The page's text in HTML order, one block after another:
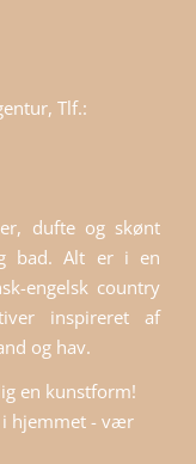
Tlf.:
dufte og skønt
bad. Alt er i en
engelsk country
inspireret af
og hav.
en kunstform!
i hjemmet - vær